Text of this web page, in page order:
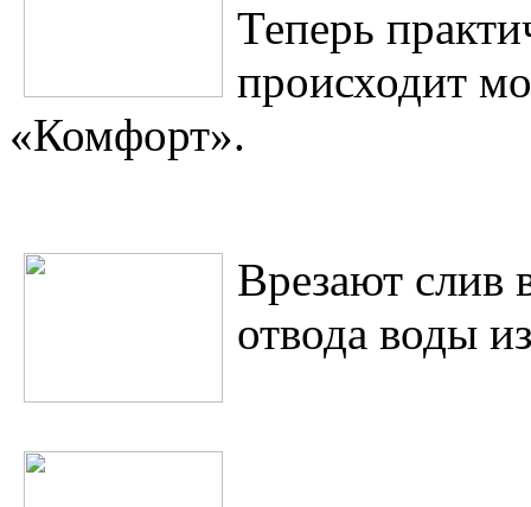
Теперь
происходит
«Комфорт».
Врезают слив
отвода воды